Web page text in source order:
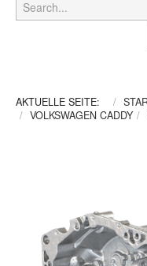
AKTUELLE SEITE:
VOLKSWAGEN CADDY